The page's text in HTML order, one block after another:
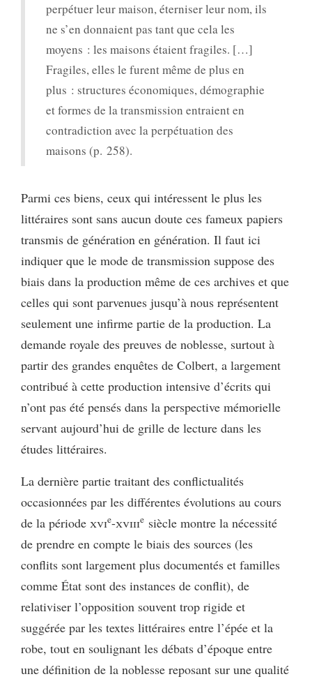
perpétuer leur maison, éterniser leur nom, ils
ne s’en donnaient pas tant que cela les
moyens : les maisons étaient fragiles. […]
Fragiles, elles le furent même de plus en
plus : structures économiques, démographie
et formes de la transmission entraient en
contradiction avec la perpétuation des
maisons (p. 258).
Parmi ces biens, ceux qui intéressent le plus les
littéraires sont sans aucun doute ces fameux papiers
transmis de génération en génération. Il faut ici
indiquer que le mode de transmission suppose des
biais dans la production même de ces archives et que
celles qui sont parvenues jusqu’à nous représentent
seulement une infirme partie de la production. La
demande royale des preuves de noblesse, surtout à
partir des grandes enquêtes de Colbert, a largement
contribué à cette production intensive d’écrits qui
n’ont pas été pensés dans la perspective mémorielle
servant aujourd’hui de grille de lecture dans les
études littéraires.
La dernière partie traitant des conflictualités
occasionnées par les différentes évolutions au cours
de la période xvie-xviiie siècle montre la nécessité
de prendre en compte le biais des sources (les
conflits sont largement plus documentés et familles
comme État sont des instances de conflit), de
relativiser l’opposition souvent trop rigide et
suggérée par les textes littéraires entre l’épée et la
robe, tout en soulignant les débats d’époque entre
une définition de la noblesse reposant sur une qualité